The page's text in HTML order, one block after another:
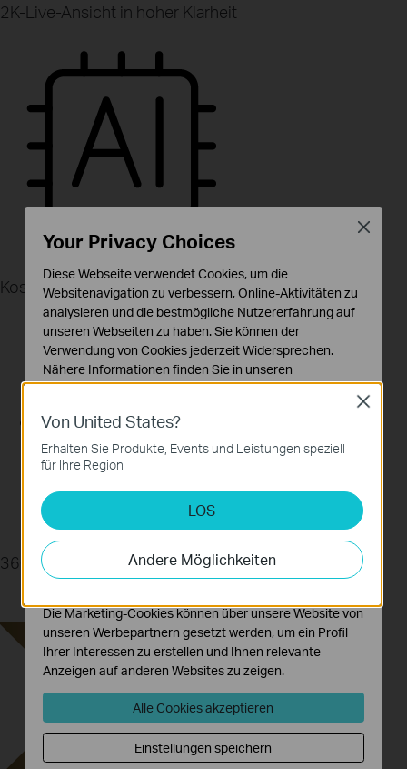
2K-Live-Ansicht in hoher Klarheit
Kostenlose Personen-/Haustier-/Fahrzeugerkennung
360° KI-Tracking
Von United States?
Erhalten Sie Produkte, Events und Leistungen speziell
für Ihre Region
LOS
Andere Möglichkeiten
Close
Your Privacy Choices
Diese Webseite verwendet Cookies, um die
Websitenavigation zu verbessern, Online-Aktivitäten zu
analysieren und die bestmögliche Nutzererfahrung auf
unseren Webseiten zu haben. Sie können der
Verwendung von Cookies jederzeit Widersprechen.
Nähere Informationen finden Sie in unseren
Datenschutzhinweisen.
Notwendige Cookies
erforderlich und können in Ihren Systemen nicht
Analyse- und Marketing-Cookies
Analyse-Cookies ermöglichen es uns, Ihre Aktivitäten
auf unserer Website zu analysieren, um die
Funktionsweise unserer Website zu verbessern und
Die Marketing-Cookies können über unsere Website von
unseren Werbepartnern gesetzt werden, um ein Profil
Ihrer Interessen zu erstellen und Ihnen relevante
Anzeigen auf anderen Websites zu zeigen.
Alle Cookies akzeptieren
Einstellungen speichern
Close